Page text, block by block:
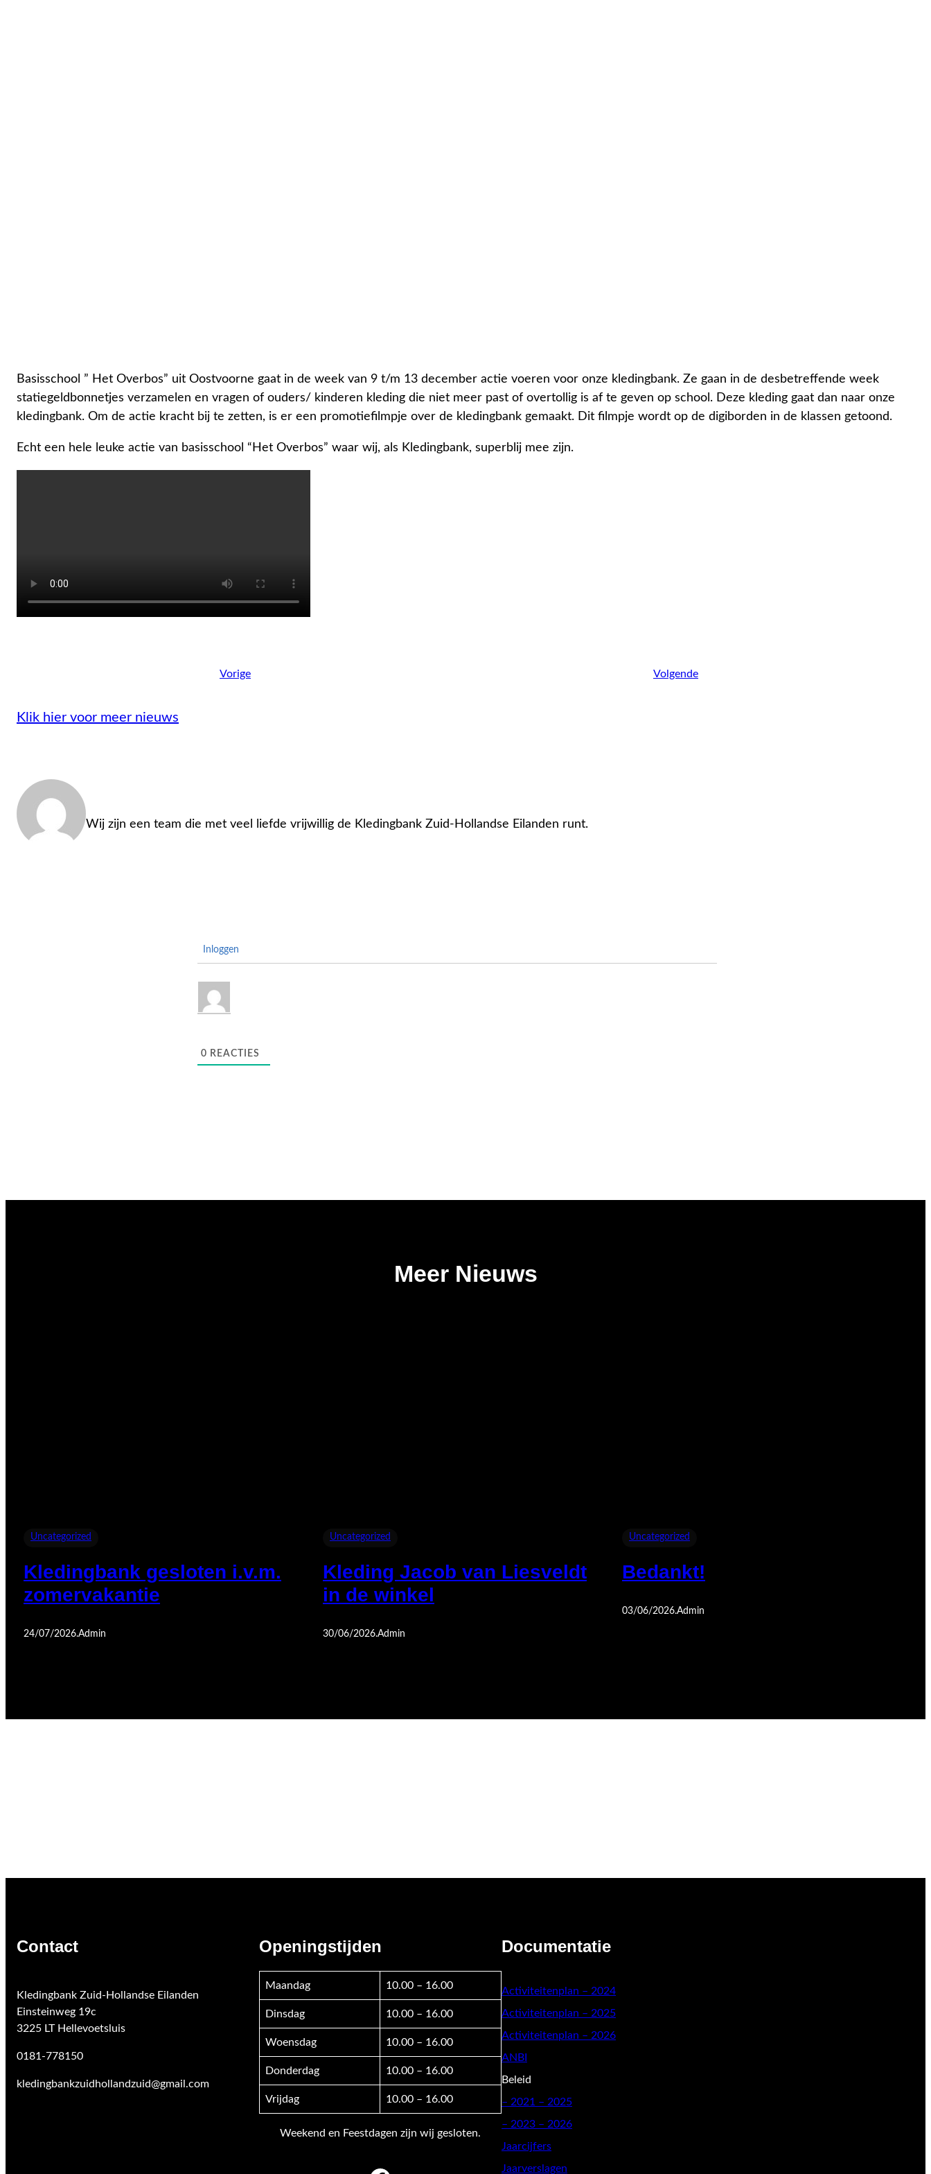
Basisschool ” Het Overbos” uit Oostvoorne gaat in de week van 9 t/m 13 december actie voeren voor onze kledingbank. Ze gaan in de desbetreffende week
statiegeldbonnetjes verzamelen en vragen of ouders/ kinderen kleding die niet meer past of overtollig is af te geven op school. Deze kleding gaat dan naar onze
kledingbank. Om de actie kracht bij te zetten, is er een promotiefilmpje over de kledingbank gemaakt. Dit filmpje wordt op de digiborden in de klassen getoond.
Echt een hele leuke actie van basisschool “Het Overbos” waar wij, als Kledingbank, superblij mee zijn.
Vorige Volgende
Klik hier voor meer nieuws
Wij zijn een team die met veel liefde vrijwillig de Kledingbank Zuid-Hollandse Eilanden runt.
Inloggen
0 REACTIES
Meer Nieuws
Uncategorized
Kledingbank gesloten i.v.m.
zomervakantie
24/07/2026.Admin
Uncategorized
Kleding Jacob van Liesveldt
in de winkel
30/06/2026.Admin
Uncategorized
Bedankt!
03/06/2026.Admin
Contact
Kledingbank Zuid-Hollandse Eilanden
Einsteinweg 19c
3225 LT Hellevoetsluis
0181-778150
kledingbankzuidhollandzuid@gmail.com
Openingstijden
Maandag 10.00 – 16.00
Dinsdag 10.00 – 16.00
Woensdag 10.00 – 16.00
Donderdag 10.00 – 16.00
Vrijdag 10.00 – 16.00
Weekend en Feestdagen zijn wij gesloten.
Documentatie
Activiteitenplan – 2024
Activiteitenplan – 2025
Activiteitenplan – 2026
ANBI
Beleid
– 2021 – 2025
– 2023 – 2026
Jaarcijfers
Jaarverslagen